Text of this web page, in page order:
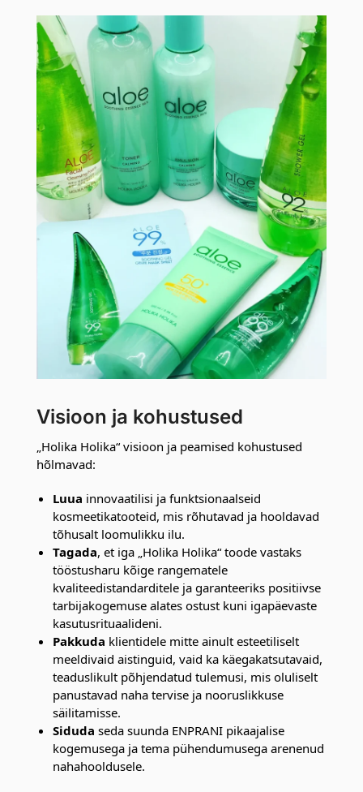
Visioon ja kohustused
„Holika Holika“ visioon ja peamised kohustused
hõlmavad:
Luua innovaatilisi ja funktsionaalseid
kosmeetikatooteid, mis rõhutavad ja hooldavad
tõhusalt loomulikku ilu.
Tagada, et iga „Holika Holika“ toode vastaks
tööstusharu kõige rangematele
kvaliteedistandarditele ja garanteeriks positiivse
tarbijakogemuse alates ostust kuni igapäevaste
kasutusrituaalideni.
Pakkuda klientidele mitte ainult esteetiliselt
meeldivaid aistinguid, vaid ka käegakatsutavaid,
teaduslikult põhjendatud tulemusi, mis oluliselt
panustavad naha tervise ja nooruslikkuse
säilitamisse.
Siduda seda suunda ENPRANI pikaajalise
kogemusega ja tema pühendumusega arenenud
nahahooldusele.